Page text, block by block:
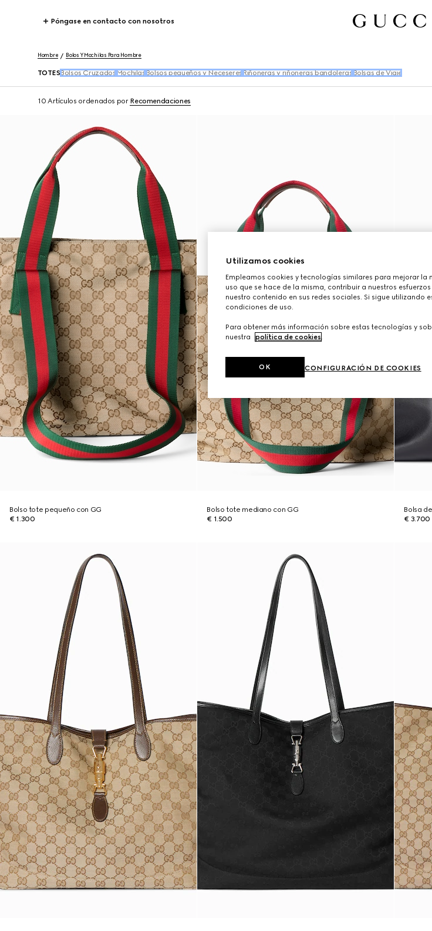
Póngase en contacto con nosotros
Hombre Bolos Y Mochilas Para Hombre
TOTES Bolsos Cruzados Mochilas Bolsos pequeños y Neceseres Riñoneras y riñoneras bandoleras Bolsas de Viaje
10 Artículos ordenados por Recomendaciones
Bolso tote pequeño con GG
€ 1.300
Bolso tote mediano con GG
€ 1.500
Bolsa
€ 3.700
Utilizamos cookies
Empleamos cookies y tecnologías similares para mejorar
uso que se hace de la misma, contribuir a nuestros
nuestro contenido en sus redes sociales. Si sigue utilizando
condiciones de uso.
Para obtener más información sobre estas tecnologías y
nuestra
política de cookies
CONFIGURACIÓN DE COOKIES
OK